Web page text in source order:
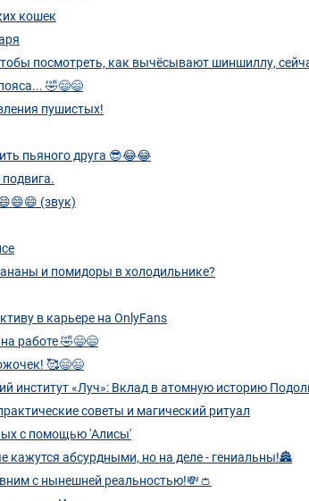
кошек
посмотреть, как вычёсывают шиншиллу,
🤣😄😄
пушистых!
пьяного друга 😎😂😂
(звук)
и помидоры в холодильнике?
в карьере на OnlyFans
работе 🤣😄😄
🥰😄😄
институт «Луч»: Вклад в атомную историю
советы и магический ритуал
с помощью 'Алисы'
кажутся абсурдными, но на деле - гениальны!🏯
с нынешней реальностью!💸👛